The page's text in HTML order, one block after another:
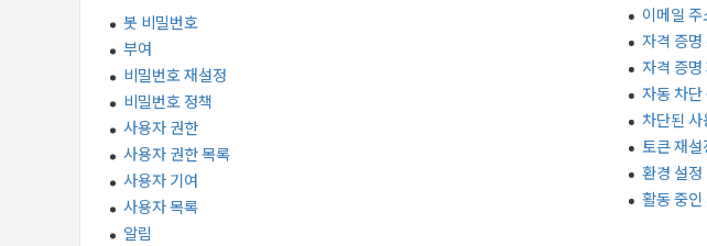
봇 비밀번호
부여
비밀번호 재설정
비밀번호 정책
사용자 권한
사용자 권한 목록
사용자 기여
사용자 목록
알림
이메일
자격 증명
자격 증명
자동 차단
차단된
토큰 재설
환경 설정
활동 중